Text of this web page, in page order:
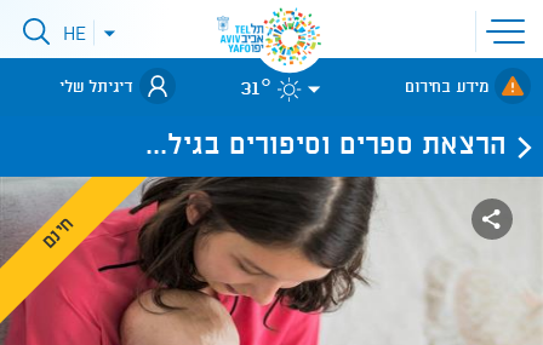
פתיחת
תפריט
אתר
לאתר עיריית
תל-אביב
פתיחתHE
מידע בחירום 31° דיגיתל שלי
הרצאת ספרים וסיפורים בגיל...
חינם